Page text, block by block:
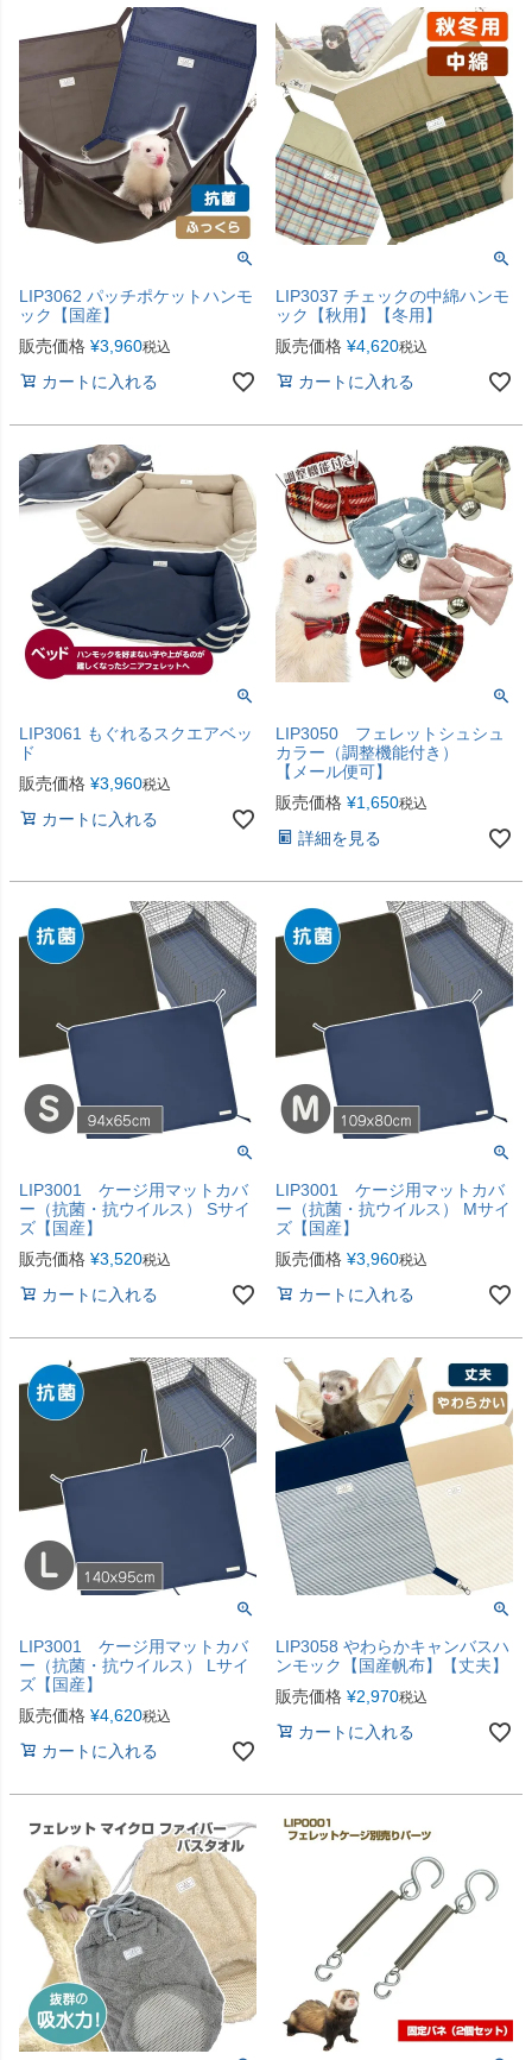
LIP3062 パッチポケットハンモ
ック【国産】
販売価格 ¥3,960税込
カートに入れる
LIP3037 チェックの中綿ハンモ
ック【秋用】【冬用】
販売価格 ¥4,620税込
カートに入れる
LIP3061 もぐれるスクエアベッ
ド
販売価格 ¥3,960税込
カートに入れる
LIP3050 フェレットシュシュ
カラー（調整機能付き）
【メール便可】
販売価格 ¥1,650税込
詳細を見る
LIP3001 ケージ用マットカバ
ー（抗菌・抗ウイルス） Sサイ
ズ【国産】
販売価格 ¥3,520税込
カートに入れる
LIP3001 ケージ用マットカバ
ー（抗菌・抗ウイルス） Mサイ
ズ【国産】
販売価格 ¥3,960税込
カートに入れる
LIP3001 ケージ用マットカバ
ー（抗菌・抗ウイルス） Lサイ
ズ【国産】
販売価格 ¥4,620税込
カートに入れる
LIP3058 やわらかキャンバスハ
ンモック【国産帆布】【丈夫】
販売価格 ¥2,970税込
カートに入れる